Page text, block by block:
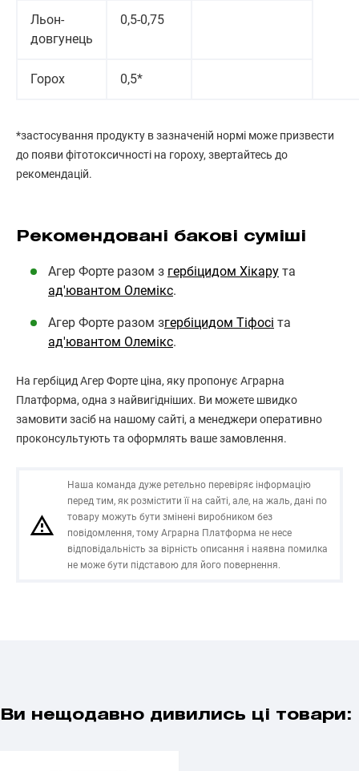
Льон-
довгунець
0,5-0,75
Горох 0,5*
*застосування продукту в зазначеній нормі може призвести
до появи фітотоксичності на гороху, звертайтесь до
рекомендацій.
Рекомендовані бакові суміші
Агер Форте разом з гербіцидом Хікару та
ад'ювантом Олемікс.
Агер Форте разом згербіцидом Тіфосі та
ад'ювантом Олемікс.
На гербіцид Агер Форте ціна, яку пропонує Аграрна
Платформа, одна з найвигідніших. Ви можете швидко
замовити засіб на нашому сайті, а менеджери оперативно
проконсультують та оформлять ваше замовлення.
Наша команда дуже ретельно перевіряє інформацію
перед тим, як розмістити її на сайті, але, на жаль, дані по
товару можуть бути змінені виробником без
повідомлення, тому Аграрна Платформа не несе
відповідальність за вірність описання і наявна помилка
не може бути підставою для його повернення.
Ви нещодавно дивились ці товари: